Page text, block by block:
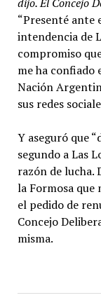
“Presenté ante
intendencia de
compromiso
me ha confiado
Nación
sus redes
Y aseguró que
segundo a Las
razón de lucha.
la Formosa que
el pedido de
Concejo
misma.